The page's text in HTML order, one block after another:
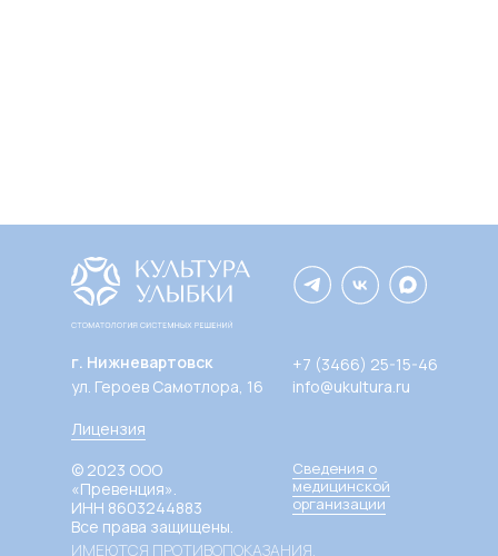
ИМЕЮТСЯ ПРОТИВОПОКАЗАНИЯ.
г. Нижневартовск
ул. Героев Самотлора, 16
© 2023 OOO
«Превенция».
ИНН 8603244883
Все права защищены.
info@ukultura.ru
+7 (3466) 25-15-46
Лицензия
Сведения о
медицинской
организации